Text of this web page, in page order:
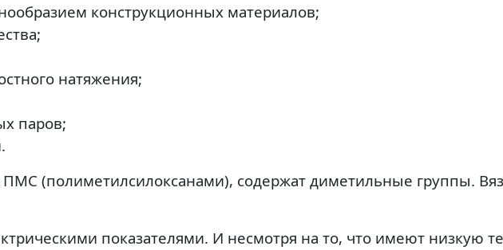
конструкционных материалов;
натяжения;
паров;
(полиметилсилоксанами), содержат диметильные группы.
показателями. И несмотря на то, что имеют низкую